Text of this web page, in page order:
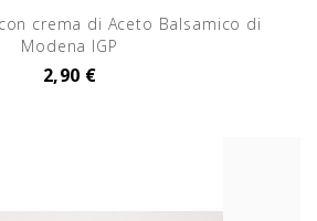
crema di Aceto Balsamico di
Modena IGP
2,90 €